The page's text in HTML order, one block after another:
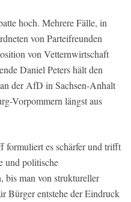
hoch. Mehrere Fälle, in
von Parteifreunden
von Vetternwirtschaft
Daniel Peters hält den
der AfD in Sachsen-Anhalt
Vorpommern längst aus
es schärfer und trifft
und politische
bis man von struktureller
Bürger entstehe der Eindruck